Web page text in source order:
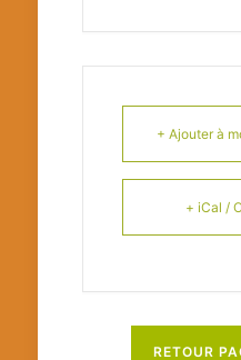
+ Ajouter à
+ iCal /
RETOUR